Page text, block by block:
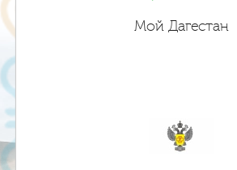
Мой Дагестан